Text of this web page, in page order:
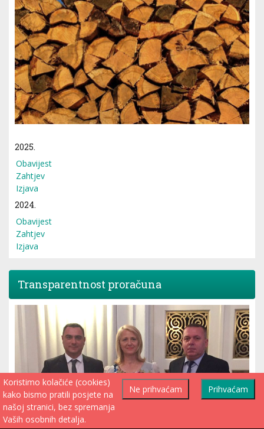
2025.
Obavijest
Zahtjev
Izjava
2024.
Obavijest
Zahtjev
Izjava
Transparentnost proračuna
Prihvaćam
Ne prihvaćam
Koristimo kolačiće (cookies)
kako bismo pratili posjete na
našoj stranici, bez spremanja
Vaših osobnih detalja.